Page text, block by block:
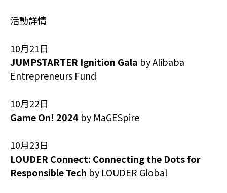
活動詳情
10月21日
JUMPSTARTER Ignition Gala by Alibaba
Entrepreneurs Fund
10月22日
Game On! 2024 by MaGESpire
10月23日
LOUDER Connect: Connecting the Dots for
Responsible Tech by LOUDER Global